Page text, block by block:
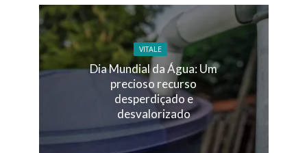
VITALE
Dia Mundial da Água: Um
precioso recurso
desperdiçado e
desvalorizado